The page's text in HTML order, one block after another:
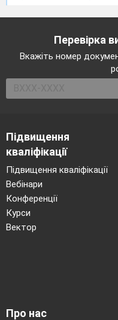
Перевірка
Вкажіть номер
Підвищення
кваліфікації
Підвищення кваліфікації
Вебінари
Конференції
Курси
Вектор
Про нас